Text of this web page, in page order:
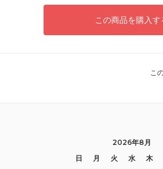
この商品を購入す
こ
2026年8月
日
月 火 水 木